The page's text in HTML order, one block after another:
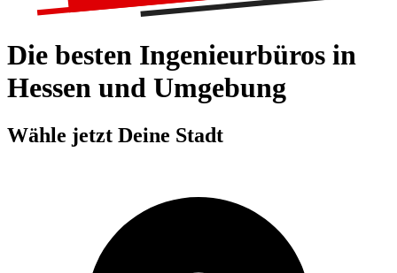
Die besten Ingenieurbüros in
Hessen und Umgebung
Wähle jetzt Deine Stadt